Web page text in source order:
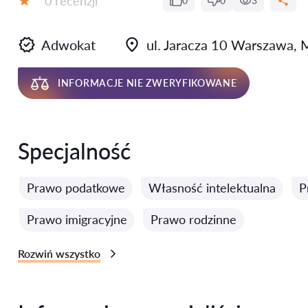
Adwokat ul. Jaracza 10 Warszawa,
INFORMACJE NIE ZWERYFIKOWANE
Specjalność
Prawo podatkowe Własność intelektualna
Prawo imigracyjne Prawo rodzinne
Rozwiń wszystko